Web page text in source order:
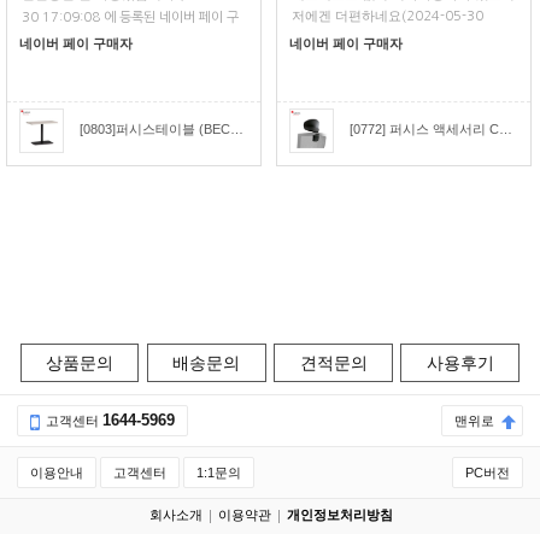
30 17:09:08 에 등록된 네이버 페이 구
매평)
네이버 페이 구매자
[0803]퍼시스테이블 (BECONN)비콘직사각형 회의테이블(W:1000) [CCR010]
저에겐 더편하네요 (2024-05-30
11:17:26 에 등록된 네이버 페이 구매
네이버 페이 구매자
[0772] 퍼시스 액세서리 CHA4300용 헤드레스트 [CH4309H]
상품문의 배송문의 견적문의 사용후기
고객센터 1644-5969 맨위로
이용안내 고객센터 1:1문의 PC버전
회사소개 이용약관 개인정보처리방침